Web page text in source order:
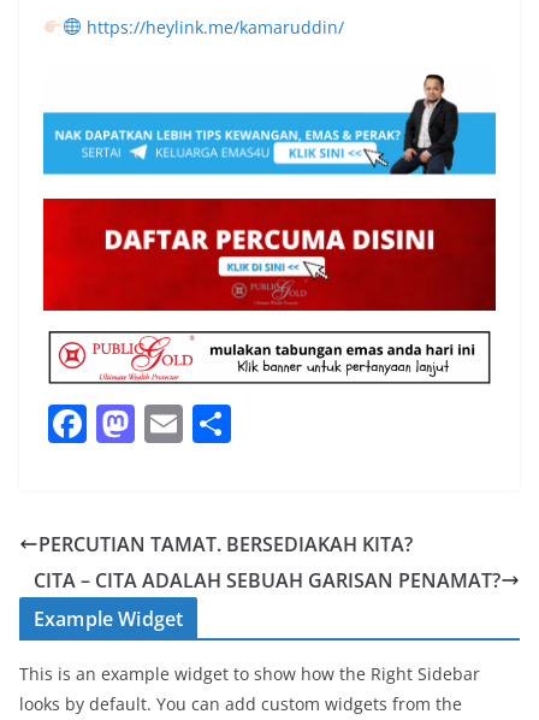
https://heylink.me/kamaruddin/
F
e
b
o
o
k
M
o
d
o
n
E
l e
PERCUTIAN TAMAT. BERSEDIAKAH KITA?
CITA – CITA ADALAH SEBUAH GARISAN PENAMAT?
Example Widget
This is an example widget to show how the Right Sidebar
looks by default. You can add custom widgets from the